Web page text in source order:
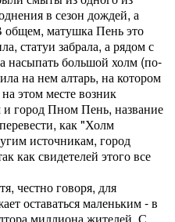
в сезон дождей, а
общем, матушка Пень это
статуи забрала, а рядом с
насыпать большой холм (по-
на нем алтарь, на котором
этом месте возник
город Пном Пень, название
как "Холм
источникам, город
как свидетелей этого все
честно говоря, для
оставаться маленьким - в